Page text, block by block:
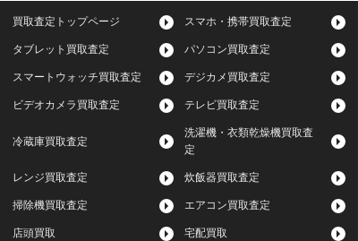
買取査定トップページ スマホ・携帯買取査定
タブレット買取査定 パソコン買取査定
スマートウォッチ買取査定 デジカメ買取査定
ビデオカメラ買取査定 テレビ買取査定
冷蔵庫買取査定
洗濯機・衣類乾燥機買取査
定
レンジ買取査定 炊飯器買取査定
掃除機買取査定 エアコン買取査定
店頭買取 宅配買取